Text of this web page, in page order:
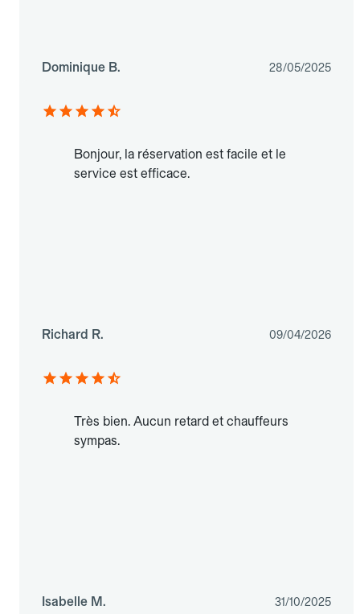
Dominique B. 28/05/2025
Bonjour, la réservation est facile et le
service est efficace.
Richard R. 09/04/2026
Très bien. Aucun retard et chauffeurs
sympas.
Isabelle M. 31/10/2025